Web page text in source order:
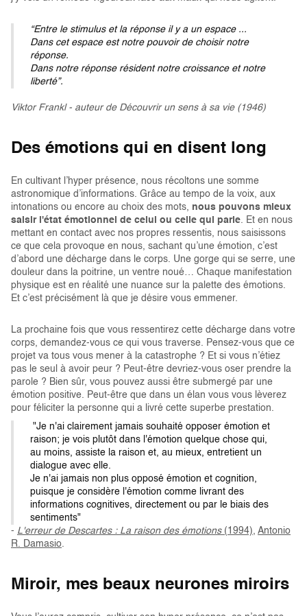
“Entre le stimulus et la réponse il y a un espace ...
Dans cet espace est notre pouvoir de choisir notre
réponse.
Dans notre réponse résident notre croissance et notre
liberté”.
Viktor Frankl - auteur de Découvrir un sens à sa vie (1946)
Des émotions qui en disent long
En cultivant l’hyper présence, nous récoltons une somme
astronomique d’informations. Grâce au tempo de la voix, aux
intonations ou encore au choix des mots, nous pouvons mieux
saisir l'état émotionnel de celui ou celle qui parle. Et en nous
mettant en contact avec nos propres ressentis, nous saisissons
ce que cela provoque en nous, sachant qu’une émotion, c’est
d’abord une décharge dans le corps. Une gorge qui se serre, une
douleur dans la poitrine, un ventre noué… Chaque manifestation
physique est en réalité une nuance sur la palette des émotions.
Et c’est précisément là que je désire vous emmener.
La prochaine fois que vous ressentirez cette décharge dans votre
corps, demandez-vous ce qui vous traverse. Pensez-vous que ce
projet va tous vous mener à la catastrophe ? Et si vous n’étiez
pas le seul à avoir peur ? Peut-être devriez-vous oser prendre la
parole ? Bien sûr, vous pouvez aussi être submergé par une
émotion positive. Peut-être que dans un élan vous vous lèverez
pour féliciter la personne qui a livré cette superbe prestation.
"Je n'ai clairement jamais souhaité opposer émotion et
raison; je vois plutôt dans l'émotion quelque chose qui,
au moins, assiste la raison et, au mieux, entretient un
dialogue avec elle.
Je n'ai jamais non plus opposé émotion et cognition,
puisque je considère l'émotion comme livrant des
informations cognitives, directement ou par le biais des
sentiments"
- L'erreur de Descartes : La raison des émotions (1994), Antonio
R. Damasio.
Miroir, mes beaux neurones miroirs